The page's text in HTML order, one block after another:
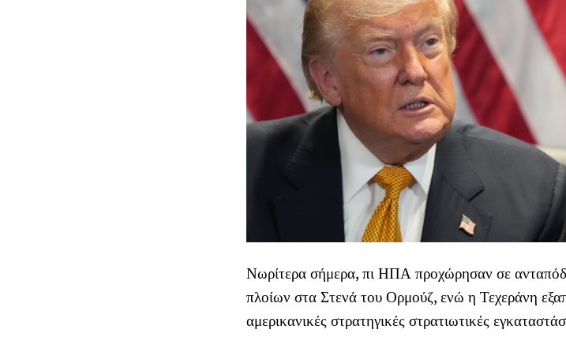
Νωρίτερα σήμερα, πι ΗΠΑ προχώρησαν σε
πλοίων στα Στενά του Ορμούζ, ενώ η Τεχεράνη
αμερικανικές στρατηγικές στρατιωτικές